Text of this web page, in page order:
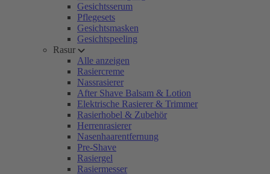
Gesichtsserum
Pflegesets
Gesichtsmasken
Gesichtspeeling
Rasur
Alle anzeigen
Rasiercreme
Nassrasierer
After Shave Balsam & Lotion
Elektrische Rasierer & Trimmer
Rasierhobel & Zubehör
Herrenrasierer
Nasenhaarentfernung
Pre-Shave
Rasiergel
Rasiermesser